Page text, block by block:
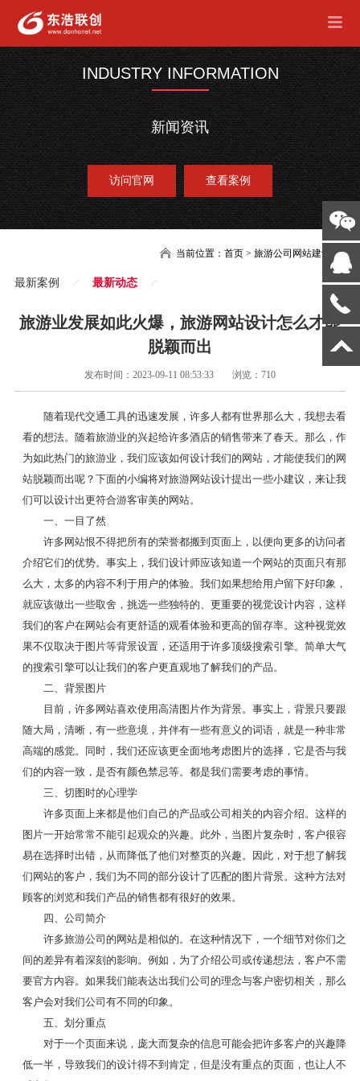
INDUSTRY INFORMATION
新闻资讯
访问官网 查看案例
当前位置：首页 >旅游公司网站建设
最新案例 最新动态
旅游业发展如此火爆，旅游网站设计怎么才能
脱颖而出
发布时间：2023-09-11 08:53:33 浏览：710
随着现代交通工具的迅速发展，许多人都有世界那么大，我想去看
看的想法。随着旅游业的兴起给许多酒店的销售带来了春天。那么，作
为如此热门的旅游业，我们应该如何设计我们的网站，才能使我们的网
站脱颖而出呢？下面的小编将对旅游网站设计提出一些小建议，来让我
们可以设计出更符合游客审美的网站。
一、一目了然
许多网站恨不得把所有的荣誉都搬到页面上，以便向更多的访问者
介绍它们的优势。事实上，我们设计师应该知道一个网站的页面只有那
么大，太多的内容不利于用户的体验。我们如果想给用户留下好印象，
就应该做出一些取舍，挑选一些独特的、更重要的视觉设计内容，这样
我们的客户在网站会有更舒适的观看体验和更高的留存率。这种视觉效
果不仅取决于图片等背景设置，还适用于许多顶级搜索引擎。简单大气
的搜索引擎可以让我们的客户更直观地了解我们的产品。
二、背景图片
目前，许多网站喜欢使用高清图片作为背景。事实上，背景只要跟
随大局，清晰，有一些意境，并伴有一些有意义的词语，就是一种非常
高端的感觉。同时，我们还应该更全面地考虑图片的选择，它是否与我
们的内容一致，是否有颜色禁忌等。都是我们需要考虑的事情。
三、切图时的心理学
许多页面上来都是他们自己的产品或公司相关的内容介绍。这样的
图片一开始常常不能引起观众的兴趣。此外，当图片复杂时，客户很容
易在选择时出错，从而降低了他们对整页的兴趣。因此，对于想了解我
们网站的客户，我们为不同的部分设计了匹配的图片背景。这种方法对
顾客的浏览和我们产品的销售都有很好的效果。
四、公司简介
许多旅游公司的网站是相似的。在这种情况下，一个细节对你们之
间的差异有着深刻的影响。例如，为了介绍公司或传递想法，客户不需
要官方内容。如果我们能表达出我们公司的理念与客户密切相关，那么
客户会对我们公司有不同的印象。
五、划分重点
对于一个页面来说，庞大而复杂的信息可能会把许多客户的兴趣降
低一半，导致我们的设计得不到肯定，但是没有重点的页面，也让人不